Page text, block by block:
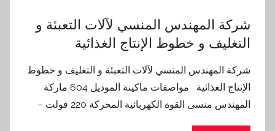
شركة المهندس المنسي لآلات التعبئة و
التغليف و خطوط الإنتاج الغذائية
شركة المهندس المنسي لآلات التعبئة و التغليف و خطوط
الإنتاج الغذائية مواصفات ماكينة الموديل 604 ماركة
المهندس منسى القوة الكهربائية المحركة 220 فولت –